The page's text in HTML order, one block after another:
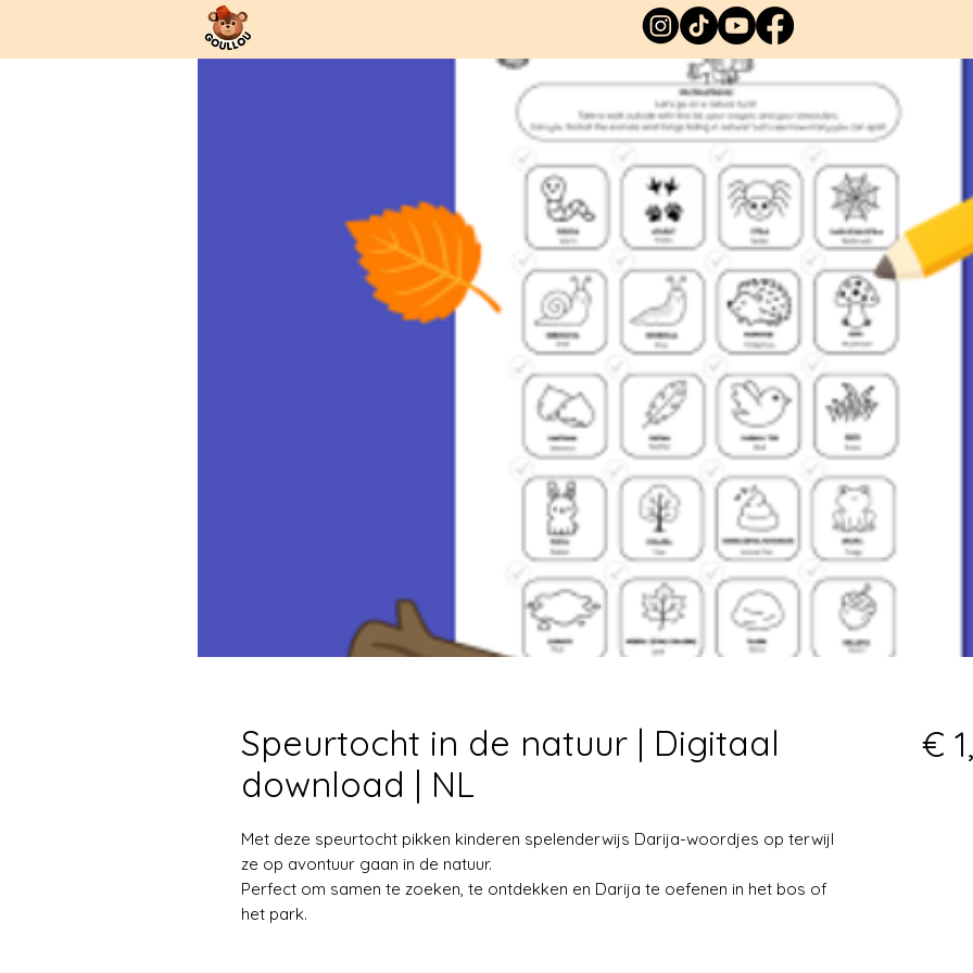
Speurtocht in de natuur | Digitaal
download | NL
Met deze speurtocht pikken kinderen spelenderwijs Darija-woordjes op terwijl
ze op avontuur gaan in de natuur.
Perfect om samen te zoeken, te ontdekken en Darija te oefenen in het bos of
het park.
€